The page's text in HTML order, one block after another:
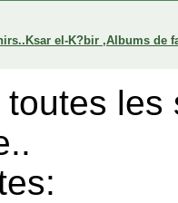
el-K?bir ,Albums de